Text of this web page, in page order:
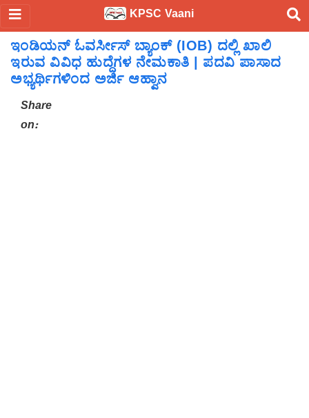
KPSC Vaani
ಇಂಡಿಯನ್ ಓವರ್ಸೀಸ್ ಬ್ಯಾಂಕ್ (IOB) ದಲ್ಲಿ ಖಾಲಿ
ಇರುವ ವಿವಿಧ ಹುದ್ದೆಗಳ ನೇಮಕಾತಿ | ಪದವಿ ಪಾಸಾದ
ಅಭ್ಯರ್ಥಿಗಳಿಂದ ಅರ್ಜಿ ಆಹ್ವಾನ
Share
on: